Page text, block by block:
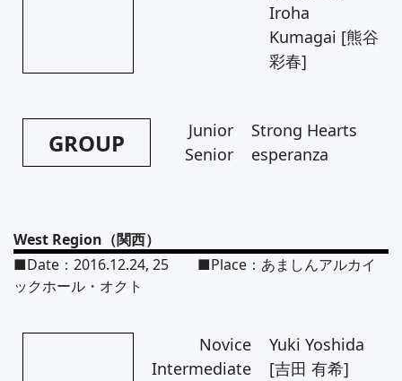
Iroha
Kumagai [熊谷
彩春]
GROUP
Junior
Senior
Strong Hearts
esperanza
West Region（関西）
■Date：2016.12.24, 25 ■Place：あましんアルカイ
ックホール・オクト
Novice
Intermediate
Yuki Yoshida
[吉田 有希]